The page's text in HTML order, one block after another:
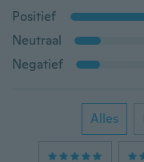
Positief
Neutraal
Negatief
Alles